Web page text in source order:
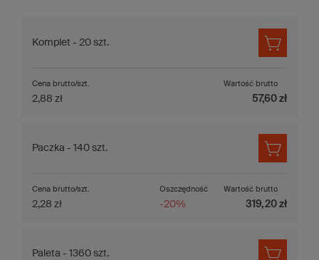
Komplet - 20 szt.
Cena brutto/szt.
2,88 zł
Wartość brutto
57,60 zł
Paczka - 140 szt.
Oszczędność
-20%
Cena brutto/szt.
2,28 zł
Wartość brutto
319,20 zł
Paleta - 1360 szt.